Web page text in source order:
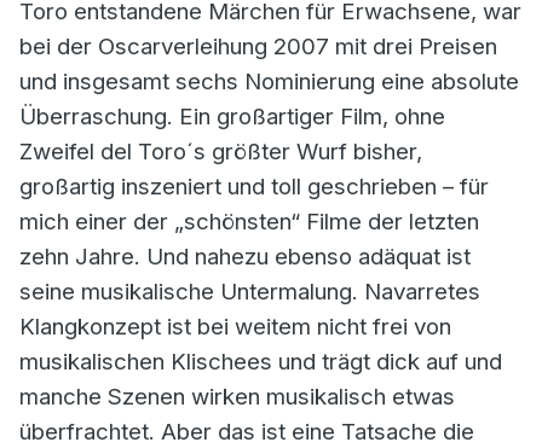
Toro entstandene Märchen für Erwachsene, war
bei der Oscarverleihung 2007 mit drei Preisen
und insgesamt sechs Nominierung eine absolute
Überraschung. Ein großartiger Film, ohne
Zweifel del Toro´s größter Wurf bisher,
großartig inszeniert und toll geschrieben – für
mich einer der „schönsten“ Filme der letzten
zehn Jahre. Und nahezu ebenso adäquat ist
seine musikalische Untermalung. Navarretes
Klangkonzept ist bei weitem nicht frei von
musikalischen Klischees und trägt dick auf und
manche Szenen wirken musikalisch etwas
überfrachtet. Aber das ist eine Tatsache die